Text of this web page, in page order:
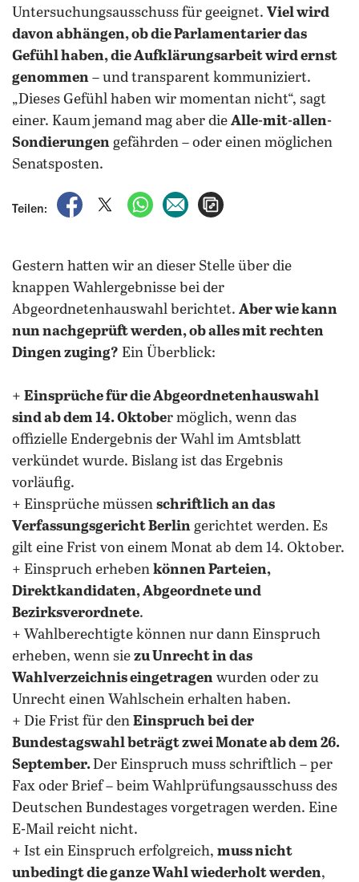
Untersuchungsausschuss für geeignet. Viel wird
davon abhängen, ob die Parlamentarier das
Gefühl haben, die Aufklärungsarbeit wird ernst
genommen – und transparent kommuniziert.
„Dieses Gefühl haben wir momentan nicht“, sagt
einer. Kaum jemand mag aber die Alle-mit-allen-
Sondierungen gefährden – oder einen möglichen
Senatsposten.
Teilen:
auf Facebook teilen
auf X teilenper WhatsApp teilen
per E-Mail teilen
Gestern hatten wir an dieser Stelle über die
knappen Wahlergebnisse bei der
Abgeordnetenhauswahl berichtet. Aber wie kann
nun nachgeprüft werden, ob alles mit rechten
Dingen zuging? Ein Überblick:
+ Einsprüche für die Abgeordnetenhauswahl
sind ab dem 14. Oktober möglich, wenn das
offizielle Endergebnis der Wahl im Amtsblatt
verkündet wurde. Bislang ist das Ergebnis
vorläufig.
+ Einsprüche müssen schriftlich an das
Verfassungsgericht Berlin gerichtet werden. Es
gilt eine Frist von einem Monat ab dem 14. Oktober.
+ Einspruch erheben können Parteien,
Direktkandidaten, Abgeordnete und
Bezirksverordnete.
+ Wahlberechtigte können nur dann Einspruch
erheben, wenn sie zu Unrecht in das
Wahlverzeichnis eingetragen wurden oder zu
Unrecht einen Wahlschein erhalten haben.
+ Die Frist für den Einspruch bei der
Bundestagswahl beträgt zwei Monate ab dem 26.
September.Der Einspruch muss schriftlich – per
Fax oder Brief – beim Wahlprüfungsausschuss des
Deutschen Bundestages vorgetragen werden. Eine
E-Mail reicht nicht.
+ Ist ein Einspruch erfolgreich, muss nicht
unbedingt die ganze Wahl wiederholt werden,